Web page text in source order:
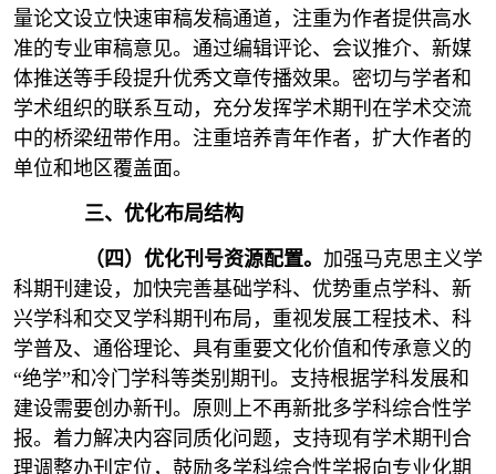
量论文设立快速审稿发稿通道，注重为作者提供高水
准的专业审稿意见。通过编辑评论、会议推介、新媒
体推送等手段提升优秀文章传播效果。密切与学者和
学术组织的联系互动，充分发挥学术期刊在学术交流
中的桥梁纽带作用。注重培养青年作者，扩大作者的
单位和地区覆盖面。
三、优化布局结构
（四）优化刊号资源配置。 加强马克思主义学
科期刊建设，加快完善基础学科、优势重点学科、新
兴学科和交叉学科期刊布局，重视发展工程技术、科
学普及、通俗理论、具有重要文化价值和传承意义的
“绝学”和冷门学科等类别期刊。支持根据学科发展和
建设需要创办新刊。原则上不再新批多学科综合性学
报。着力解决内容同质化问题，支持现有学术期刊合
理调整办刊定位，鼓励多学科综合性学报向专业化期